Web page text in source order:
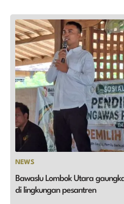
NEWS
Bawaslu Lombok Utara
di lingkungan pesantren